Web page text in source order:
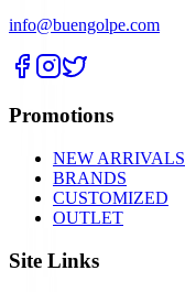
info@buengolpe.com
Promotions
NEW ARRIVALS
BRANDS
CUSTOMIZED
OUTLET
Site Links